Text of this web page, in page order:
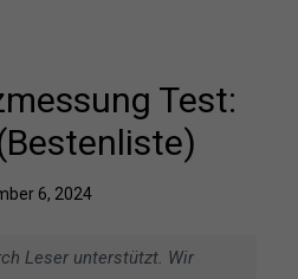
Test:
6, 2024
Leser unterstützt. Wir